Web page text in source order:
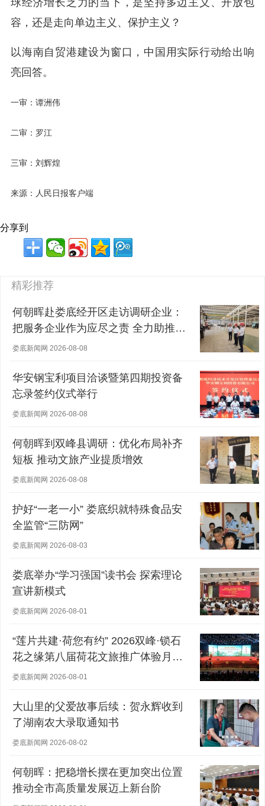
球经济增长乏力的当下，是坚持多边主义、开放包
容，还是走向单边主义、保护主义？
以海南自贸港建设为窗口，中国用实际行动给出响
亮回答。
一审：谭洲伟
二审：罗江
三审：刘辉煌
来源：人民日报客户端
分享到
精彩推荐
何朝晖赴娄底经开区走访调研企业：
把服务企业作为应尽之责 全力助推经
营主体稳健发展
娄底新闻网 2026-08-08
华安钢宝利项目洽谈暨第四期投资备
忘录签约仪式举行
娄底新闻网 2026-08-08
何朝晖到双峰县调研：优化布局补齐
短板 推动文旅产业提质增效
娄底新闻网 2026-08-08
护好“一老一小” 娄底织就特殊食品安
全监管“三防网”
娄底新闻网 2026-08-03
娄底举办“学习强国”读书会 探索理论
宣讲新模式
娄底新闻网 2026-08-01
“莲片共建·荷您有约” 2026双峰·锁石
花之缘第八届荷花文旅推广体验月盛
大开幕
娄底新闻网 2026-08-01
大山里的父爱故事后续：贺永辉收到
了湖南农大录取通知书
娄底新闻网 2026-08-02
何朝晖：把稳增长摆在更加突出位置
推动全市高质量发展迈上新台阶